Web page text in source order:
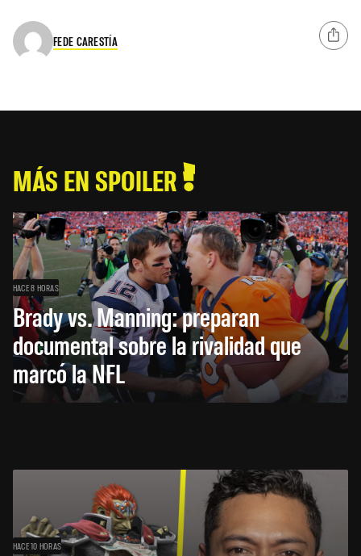
FEDE CARESTÍA
MÁS EN SPOILER
HACE 8 HORAS
Brady vs. Manning: preparan
documental sobre la rivalidad que
marcó la NFL
HACE 10 HORAS